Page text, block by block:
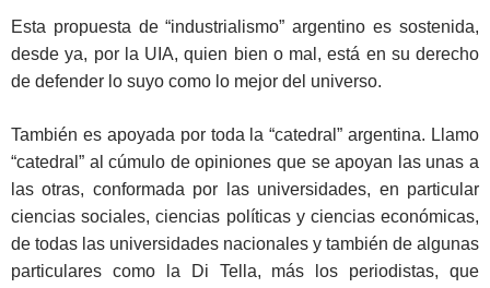
Esta propuesta de “industrialismo” argentino es sostenida,
desde ya, por la UIA, quien bien o mal, está en su derecho
de defender lo suyo como lo mejor del universo.
También es apoyada por toda la “catedral” argentina. Llamo
“catedral” al cúmulo de opiniones que se apoyan las unas a
las otras, conformada por las universidades, en particular
ciencias sociales, ciencias políticas y ciencias económicas,
de todas las universidades nacionales y también de algunas
particulares como la Di Tella, más los periodistas, que